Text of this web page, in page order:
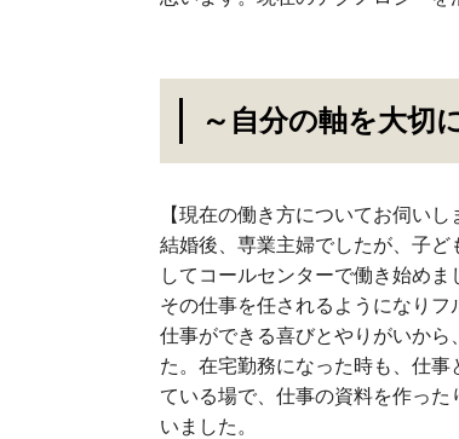
～自分の軸を大切
【現在の働き方についてお伺いし
結婚後、専業主婦でしたが、子
してコールセンターで働き始め
その仕事を任されるようになりフ
仕事ができる喜びとやりがいか
た。在宅勤務になった時も、仕
ている場で、仕事の資料を作っ
いました。